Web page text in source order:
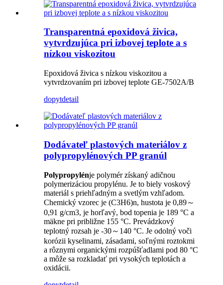
Transparentná epoxidová živica,
vytvrdzujúca pri izbovej teplote a s
nízkou viskozitou
Epoxidová živica s nízkou viskozitou a
vytvrdzovaním pri izbovej teplote GE-7502A/B
dopytdetail
Dodávateľ plastových materiálov z
polypropylénových PP granúl
Polypropylénje polymér získaný adičnou
polymerizáciou propylénu. Je to biely voskový
materiál s priehľadným a svetlým vzhľadom.
Chemický vzorec je (C3H6)n, hustota je 0,89～
0,91 g/cm3, je horľavý, bod topenia je 189 °C a
mäkne pri približne 155 °C. Prevádzkový
teplotný rozsah je -30～140 °C. Je odolný voči
korózii kyselinami, zásadami, soľnými roztokmi
a rôznymi organickými rozpúšťadlami pod 80 °C
a môže sa rozkladať pri vysokých teplotách a
oxidácii.